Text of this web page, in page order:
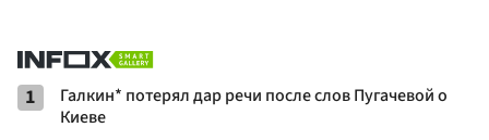
1
Галкин* потерял дар речи после слов Пугачевой о
Киеве